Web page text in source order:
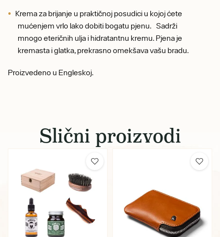
Krema za brijanje u praktičnoj posudici u kojoj ćete
mućenjem vrlo lako dobiti bogatu pjenu. Sadrži
mnogo eteričnih ulja i hidratantnu kremu. Pjena je
kremasta i glatka, prekrasno omekšava vašu bradu.
Proizvedeno u Engleskoj.
Slični proizvodi